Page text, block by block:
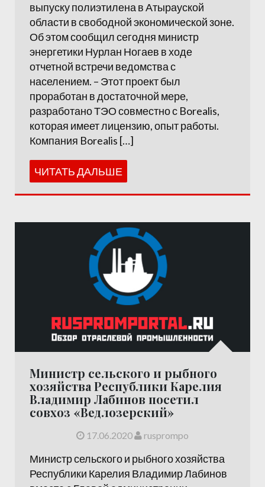
выпуску полиэтилена в Атырауской
области в свободной экономической зоне.
Об этом сообщил сегодня министр
энергетики Нурлан Ногаев в ходе
отчетной встречи ведомства с
населением. – Этот проект был
проработан в достаточной мере,
разработано ТЭО совместно с Borealis,
которая имеет лицензию, опыт работы.
Компания Borealis […]
ЧИТАТЬ ДАЛЬШЕ
Министр сельского и рыбного
хозяйства Республики Карелия
Владимир Лабинов посетил
совхоз «Ведлозерский»
17.06.2020 rusprompo
Министр сельского и рыбного хозяйства
Республики Карелия Владимир Лабинов